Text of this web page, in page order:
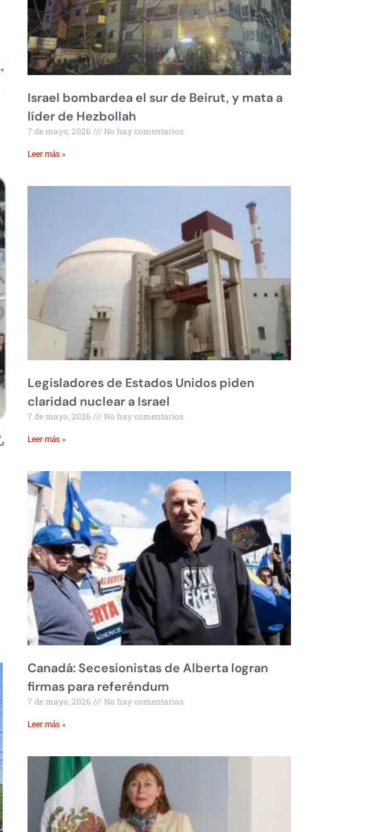
Israel bombardea el sur de Beirut, y mata a
líder de Hezbollah
7 de mayo, 2026 No hay comentarios
Leer más »
Legisladores de Estados Unidos piden
claridad nuclear a Israel
7 de mayo, 2026 No hay comentarios
Leer más »
Canadá: Secesionistas de Alberta logran
firmas para referéndum
7 de mayo, 2026 No hay comentarios
Leer más »